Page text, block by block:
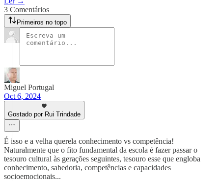
3 Comentários
Primeiros no topo
Miguel Portugal
Oct 6, 2024
Gostado por Rui Trindade
É isso e a velha querela conhecimento vs competência!
Naturalmente que o fito fundamental da escola é fazer passar o
tesouro cultural às gerações seguintes, tesouro esse que engloba
conhecimento, sabedoria, competências e capacidades
socioemocionais...